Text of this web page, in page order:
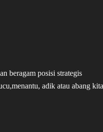
beragam posisi strategis
adik atau abang kita